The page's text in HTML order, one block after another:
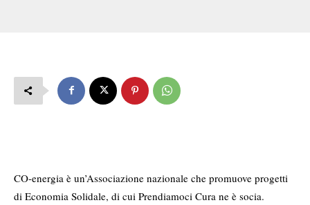
CO-energia è un’Associazione nazionale che promuove progetti
di Economia Solidale, di cui Prendiamoci Cura ne è socia.